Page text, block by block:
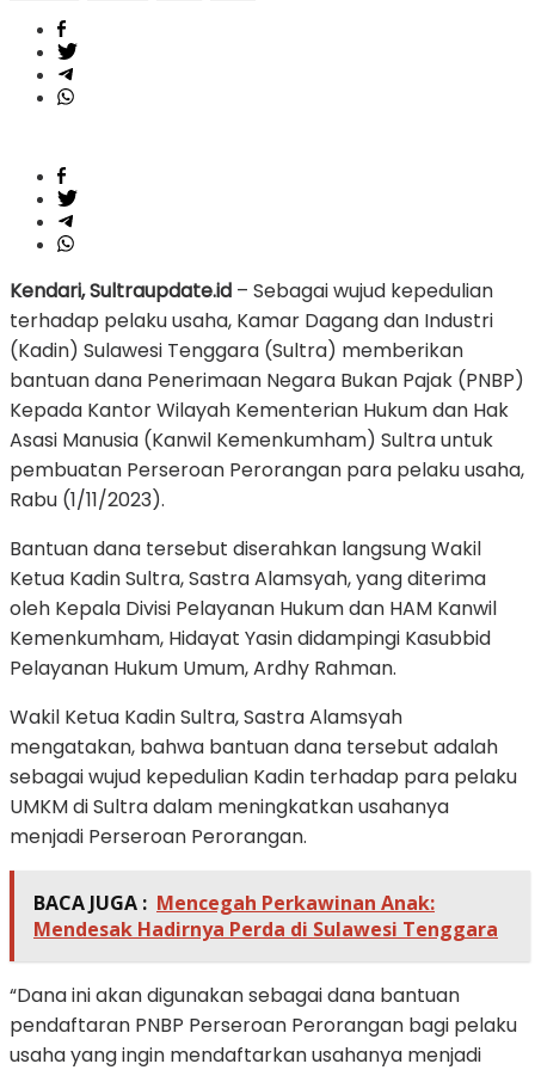
Kendari, Sultraupdate.id – Sebagai wujud kepedulian
terhadap pelaku usaha, Kamar Dagang dan Industri
(Kadin) Sulawesi Tenggara (Sultra) memberikan
bantuan dana Penerimaan Negara Bukan Pajak (PNBP)
Kepada Kantor Wilayah Kementerian Hukum dan Hak
Asasi Manusia (Kanwil Kemenkumham) Sultra untuk
pembuatan Perseroan Perorangan para pelaku usaha,
Rabu (1/11/2023).
Bantuan dana tersebut diserahkan langsung Wakil
Ketua Kadin Sultra, Sastra Alamsyah, yang diterima
oleh Kepala Divisi Pelayanan Hukum dan HAM Kanwil
Kemenkumham, Hidayat Yasin didampingi Kasubbid
Pelayanan Hukum Umum, Ardhy Rahman.
Wakil Ketua Kadin Sultra, Sastra Alamsyah
mengatakan, bahwa bantuan dana tersebut adalah
sebagai wujud kepedulian Kadin terhadap para pelaku
UMKM di Sultra dalam meningkatkan usahanya
menjadi Perseroan Perorangan.
BACA JUGA : Mencegah Perkawinan Anak:
Mendesak Hadirnya Perda di Sulawesi Tenggara
“Dana ini akan digunakan sebagai dana bantuan
pendaftaran PNBP Perseroan Perorangan bagi pelaku
usaha yang ingin mendaftarkan usahanya menjadi